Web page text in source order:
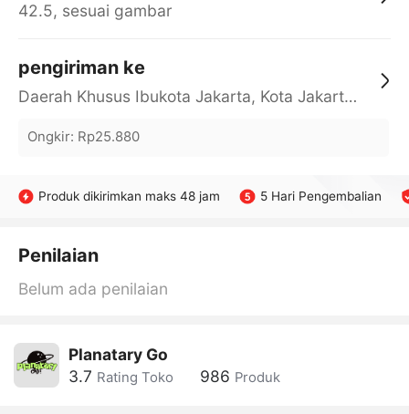
42.5, sesuai gambar
pengiriman ke
Daerah Khusus Ibukota Jakarta, Kota Jakarta Barat, Cengkareng, yy
Ongkir: Rp25.880
Produk dikirimkan maks 48 jam 5 Hari Pengembalian
Penilaian
Belum ada penilaian
Planatary Go
3.7 Rating Toko 986 Produk